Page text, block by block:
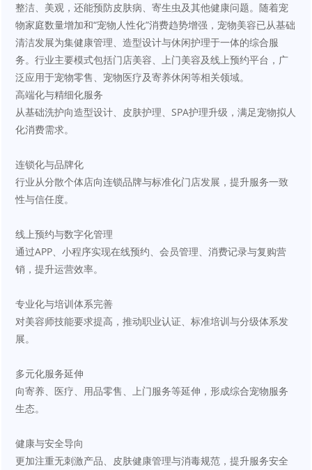
整洁、美观，还能预防皮肤病、寄生虫及其他健康问题。随着宠
物家庭数量增加和“宠物人性化”消费趋势增强，宠物美容已从基础
清洁发展为集健康管理、造型设计与休闲护理于一体的综合服
务。行业主要模式包括门店美容、上门美容及线上预约平台，广
泛应用于宠物零售、宠物医疗及寄养休闲等相关领域。
高端化与精细化服务
从基础洗护向造型设计、皮肤护理、SPA护理升级，满足宠物拟人
化消费需求。
连锁化与品牌化
行业从分散个体店向连锁品牌与标准化门店发展，提升服务一致
性与信任度。
线上预约与数字化管理
通过APP、小程序实现在线预约、会员管理、消费记录与复购营
销，提升运营效率。
专业化与培训体系完善
对美容师技能要求提高，推动职业认证、标准培训与分级体系发
展。
多元化服务延伸
向寄养、医疗、用品零售、上门服务等延伸，形成综合宠物服务
生态。
健康与安全导向
更加注重无刺激产品、皮肤健康管理与消毒规范，提升服务安全